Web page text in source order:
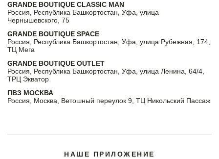
GRANDE BOUTIQUE CLASSIC MAN
Россия, Республика Башкортостан, Уфа, улица
Чернышевского, 75
GRANDE BOUTIQUE SPACE
Россия, Республика Башкортостан, Уфа, улица Рубежная, 174,
ТЦ Мега
GRANDE BOUTIQUE OUTLET
Россия, Республика Башкортостан, Уфа, улица Ленина, 64/4,
ТРЦ Экватор
ПВЗ МОСКВА
Россия, Москва, Ветошный переулок 9, ТЦ Никольский Пассаж
НАШЕ ПРИЛОЖЕНИЕ